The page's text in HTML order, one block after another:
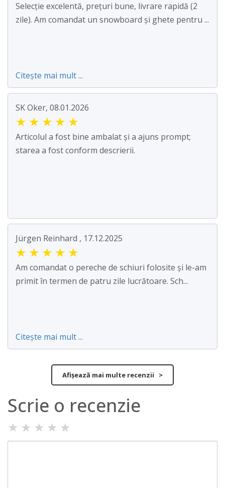
Selecție excelentă, prețuri bune, livrare rapidă (2
zile). Am comandat un snowboard și ghete pentru ...
Citește mai mult ...
SK Oker, 08.01.2026
★ ★ ★ ★ ★
Articolul a fost bine ambalat și a ajuns prompt;
starea a fost conform descrierii.
Jürgen Reinhard , 17.12.2025
★ ★ ★ ★ ★
Am comandat o pereche de schiuri folosite și le-am
primit în termen de patru zile lucrătoare. Sch...
Citește mai mult ...
Afișează mai multe recenzii >
Scrie o recenzie
★ ★ ★ ★ ★